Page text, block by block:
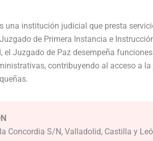
una institución judicial que presta
de Primera Instancia e
el Juzgado de Paz desempeña
contribuyendo al acceso a
Concordia S/N, Valladolid, Castilla y